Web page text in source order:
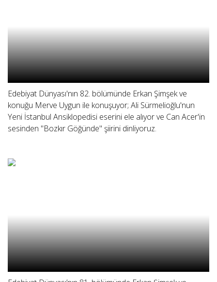
Edebiyat Dünyası'nın 82. bölümünde Erkan Şimşek ve
konuğu Merve Uygun ile konuşuyor; Ali Sürmelioğlu'nun
Yeni İstanbul Ansiklopedisi eserini ele alıyor ve Can Acer'in
sesinden "Bozkır Göğünde" şiirini dinliyoruz.